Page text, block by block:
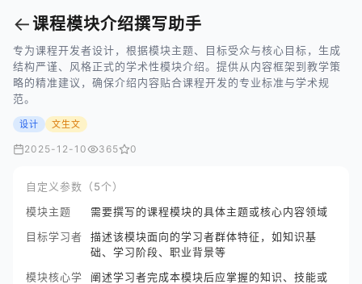
←课程模块介绍撰写助手
专为课程开发者设计，根据模块主题、目标受众与核心目标，生成
结构严谨、风格正式的学术性模块介绍。提供从内容框架到教学策
略的精准建议，确保介绍内容贴合课程开发的专业标准与学术规
范。
设计 文生文
2025-12-10 365 0
自定义参数（5个）
模块主题
需要撰写的课程模块的具体主题或核心内容领域
目标学习者
描述该模块面向的学习者群体特征，如知识基
础、学习阶段、职业背景等
模块核心学
阐述学习者完成本模块后应掌握的知识、技能或